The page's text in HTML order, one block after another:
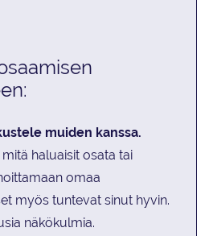
muiden kanssa.
haluaisit osata tai
omaa
myös tuntevat sinut hyvin.
näkökulmia.